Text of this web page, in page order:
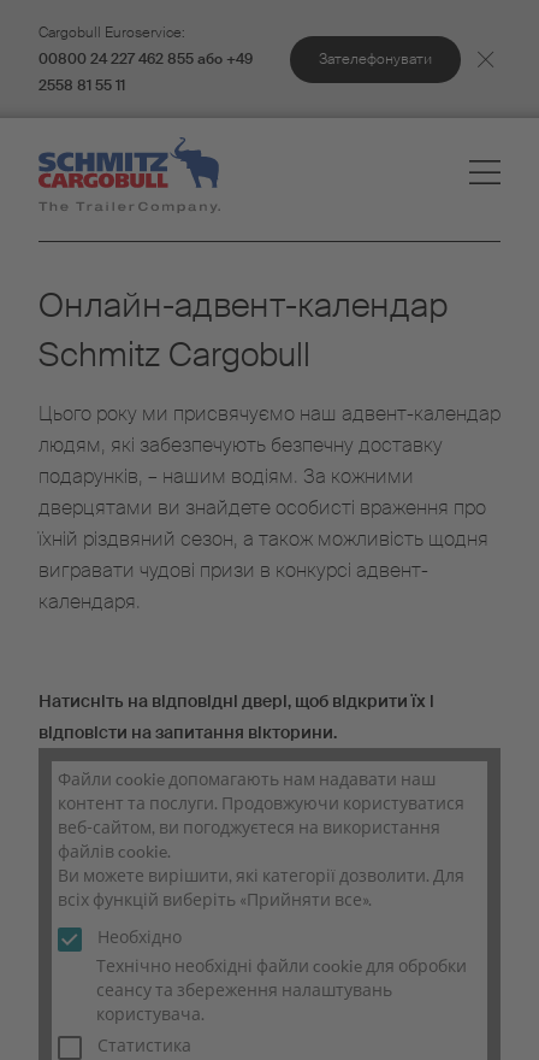
Cargobull Euroservice:
00800 24 227 462 855 або +49
2558 81 55 11
Зателефонувати
Онлайн-адвент-календар
Schmitz Cargobull
Цього року ми присвячуємо наш адвент-календар
людям, які забезпечують безпечну доставку
подарунків, – нашим водіям. За кожними
дверцятами ви знайдете особисті враження про
їхній різдвяний сезон, а також можливість щодня
вигравати чудові призи в конкурсі адвент-
календаря.
Натисніть на відповідні двері, щоб відкрити їх і
відповісти на запитання вікторини.